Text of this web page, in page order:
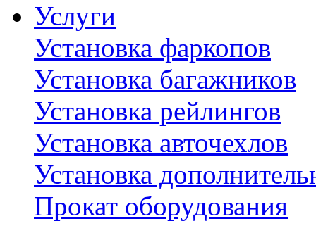
Услуги
Установка фаркопов
Установка багажников
Установка рейлингов
Установка авточехлов
Установка
Прокат оборудования